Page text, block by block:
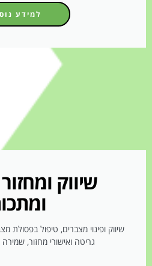
למידע
שיווק
שיווק ופינוי מצברים, טיפול בפסולת
גריטה ואישורי מחזור,